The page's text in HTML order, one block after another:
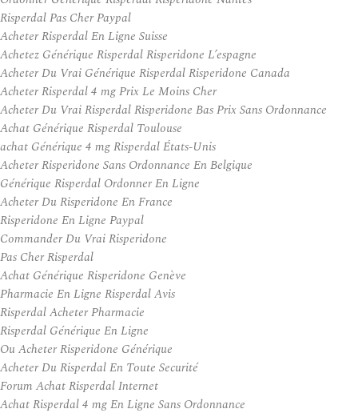
Risperdal Pas Cher Paypal
Acheter Risperdal En Ligne Suisse
Achetez Générique Risperdal Risperidone L’espagne
Acheter Du Vrai Générique Risperdal Risperidone Canada
Acheter Risperdal 4 mg Prix Le Moins Cher
Acheter Du Vrai Risperdal Risperidone Bas Prix Sans Ordonnance
Achat Générique Risperdal Toulouse
achat Générique 4 mg Risperdal États-Unis
Acheter Risperidone Sans Ordonnance En Belgique
Générique Risperdal Ordonner En Ligne
Acheter Du Risperidone En France
Risperidone En Ligne Paypal
Commander Du Vrai Risperidone
Pas Cher Risperdal
Achat Générique Risperidone Genève
Pharmacie En Ligne Risperdal Avis
Risperdal Acheter Pharmacie
Risperdal Générique En Ligne
Ou Acheter Risperidone Générique
Acheter Du Risperdal En Toute Securité
Forum Achat Risperdal Internet
Achat Risperdal 4 mg En Ligne Sans Ordonnance